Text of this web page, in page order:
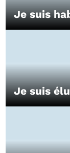
Je suis
Je suis